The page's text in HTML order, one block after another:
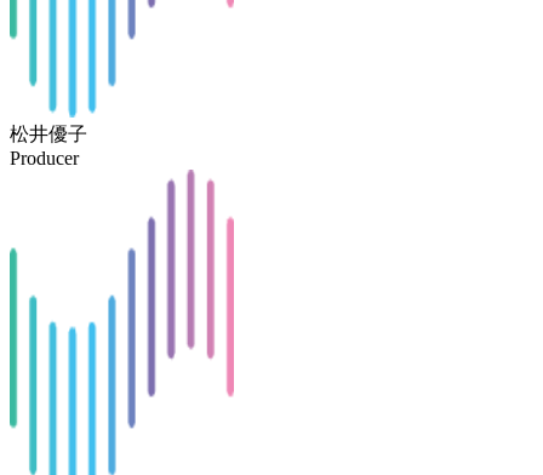
松井優子
Producer